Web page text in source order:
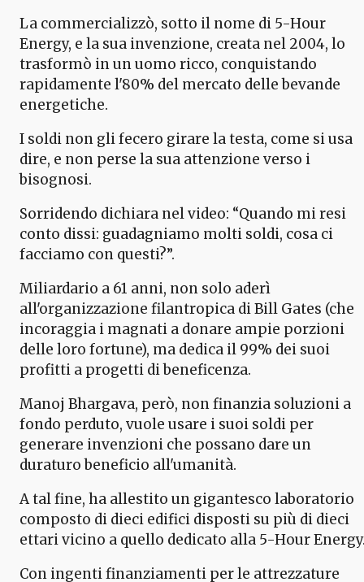
La commercializzò, sotto il nome di 5-Hour
Energy, e la sua invenzione, creata nel 2004, lo
trasformò in un uomo ricco, conquistando
rapidamente l'80% del mercato delle bevande
energetiche.
I soldi non gli fecero girare la testa, come si usa
dire, e non perse la sua attenzione verso i
bisognosi.
Sorridendo dichiara nel video: “Quando mi resi
conto dissi: guadagniamo molti soldi, cosa ci
facciamo con questi?”.
Miliardario a 61 anni, non solo aderì
all'organizzazione filantropica di Bill Gates (che
incoraggia i magnati a donare ampie porzioni
delle loro fortune), ma dedica il 99% dei suoi
profitti a progetti di beneficenza.
Manoj Bhargava, però, non finanzia soluzioni a
fondo perduto, vuole usare i suoi soldi per
generare invenzioni che possano dare un
duraturo beneficio all'umanità.
A tal fine, ha allestito un gigantesco laboratorio
composto di dieci edifici disposti su più di dieci
ettari vicino a quello dedicato alla 5-Hour
Con ingenti finanziamenti per le attrezzature